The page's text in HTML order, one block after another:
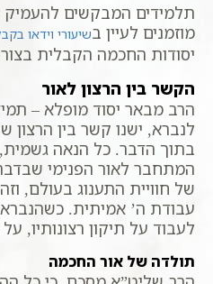
תלמידים המבקשים להעמיק
מוזמנים לעיין בשיעורי וידאו
יסודות החכמה הקבלית
הקשר בין הרצון לאור
הרב מבאר יסוד מופלא –
לנברא, ישנו קשר בין הרצון
בתוך הדבר. כל הנאה גשמית,
המתחבר לאור הפנימי
של חוויית התענוג בעולם,
עבודת ה’ אמיתית. כשהנברא
לעבוד על תיקון רצונותיו,
תולדה של אור החכמה